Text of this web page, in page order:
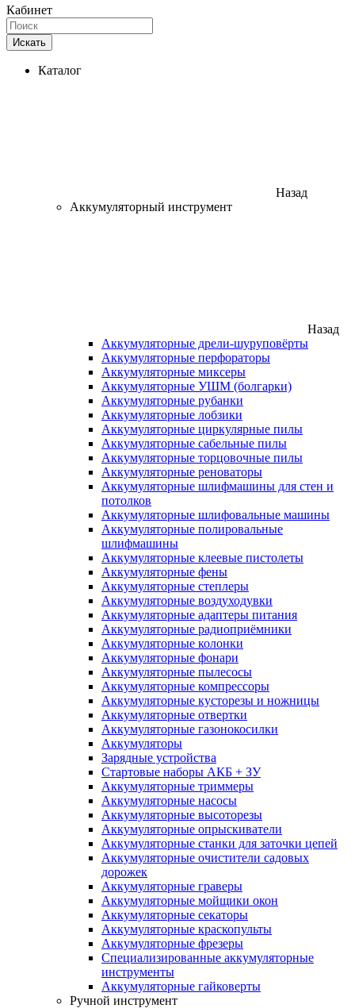
Кабинет
Искать
Каталог
Назад
Аккумуляторный инструмент
Назад
Аккумуляторные дрели-шуруповёрты
Аккумуляторные перфораторы
Аккумуляторные миксеры
Аккумуляторные УШМ (болгарки)
Аккумуляторные рубанки
Аккумуляторные лобзики
Аккумуляторные циркулярные пилы
Аккумуляторные сабельные пилы
Аккумуляторные торцовочные пилы
Аккумуляторные реноваторы
Аккумуляторные шлифмашины для стен и
потолков
Аккумуляторные шлифовальные машины
Аккумуляторные полировальные
шлифмашины
Аккумуляторные клеевые пистолеты
Аккумуляторные фены
Аккумуляторные степлеры
Аккумуляторные воздуходувки
Аккумуляторные адаптеры питания
Аккумуляторные радиоприёмники
Аккумуляторные колонки
Аккумуляторные фонари
Аккумуляторные пылесосы
Аккумуляторные компрессоры
Аккумуляторные кусторезы и ножницы
Аккумуляторные отвертки
Аккумуляторные газонокосилки
Аккумуляторы
Зарядные устройства
Стартовые наборы АКБ + ЗУ
Аккумуляторные триммеры
Аккумуляторные насосы
Аккумуляторные высоторезы
Аккумуляторные опрыскиватели
Аккумуляторные станки для заточки цепей
Аккумуляторные очистители садовых
дорожек
Аккумуляторные граверы
Аккумуляторные мойщики окон
Аккумуляторные секаторы
Аккумуляторные краскопульты
Аккумуляторные фрезеры
Специализированные аккумуляторные
инструменты
Аккумуляторные гайковерты
Ручной инструмент